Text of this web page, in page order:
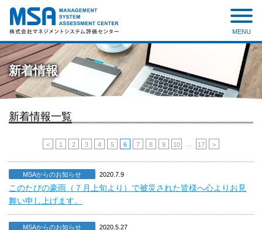
株式会社 マネジメントシステ
ム評価センター
MENU
新着情報
新着情報一覧
< 1 2 3 4 5 6 7 8 9 10 17 >
MSAからのお知らせ 2020.7.9
このたびの豪雨（７月上旬より）で被災された皆様へ心よりお見
舞い申し上げます。
MSAからのお知らせ 2020.5.27